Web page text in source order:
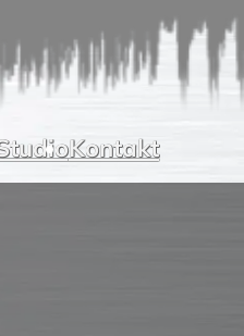
Kontakt